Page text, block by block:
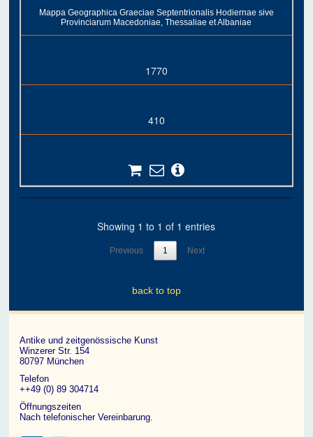
Mappa Geographica Graeciae Septentrionalis Hodiernae sive
Provinciarum Macedoniae, Thessaliae et Albaniae
1770
410
Showing 1 to 1 of 1 entries
Previous 1 Next
back to top
Antike und zeitgenössische Kunst
Winzerer Str. 154
80797 München
Telefon
++49 (0) 89 304714
Öffnungszeiten
Nach telefonischer Vereinbarung.